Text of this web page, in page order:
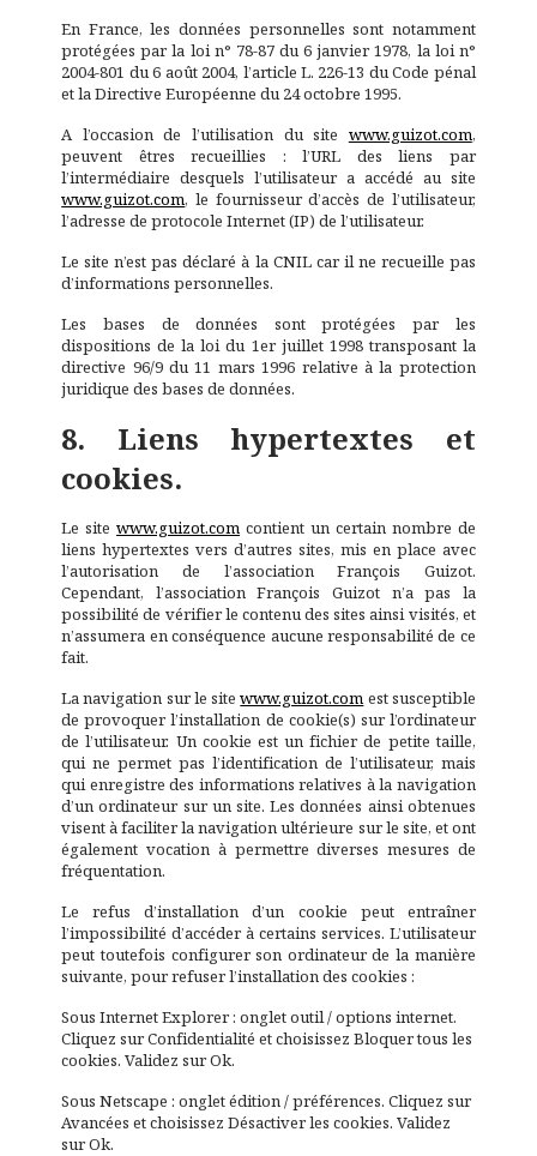
En France, les données personnelles sont notamment
protégées par la loi n° 78-87 du 6 janvier 1978, la loi n°
2004-801 du 6 août 2004, l’article L. 226-13 du Code pénal
et la Directive Européenne du 24 octobre 1995.
A l’occasion de l’utilisation du site www.guizot.com,
peuvent êtres recueillies : l’URL des liens par
l’intermédiaire desquels l’utilisateur a accédé au site
www.guizot.com, le fournisseur d’accès de l’utilisateur,
l’adresse de protocole Internet (IP) de l’utilisateur.
Le site n’est pas déclaré à la CNIL car il ne recueille pas
d’informations personnelles.
Les bases de données sont protégées par les
dispositions de la loi du 1er juillet 1998 transposant la
directive 96/9 du 11 mars 1996 relative à la protection
juridique des bases de données.
8. Liens hypertextes et
cookies.
Le sitewww.guizot.com contient un certain nombre de
liens hypertextes vers d’autres sites, mis en place avec
l’autorisation de l’association François Guizot.
Cependant, l’association François Guizot n’a pas la
possibilité de vérifier le contenu des sites ainsi visités, et
n’assumera en conséquence aucune responsabilité de ce
fait.
La navigation sur le sitewww.guizot.com est susceptible
de provoquer l’installation de cookie(s) sur l’ordinateur
de l’utilisateur. Un cookie est un fichier de petite taille,
qui ne permet pas l’identification de l’utilisateur, mais
qui enregistre des informations relatives à la navigation
d’un ordinateur sur un site. Les données ainsi obtenues
visent à faciliter la navigation ultérieure sur le site, et ont
également vocation à permettre diverses mesures de
fréquentation.
Le refus d’installation d’un cookie peut entraîner
l’impossibilité d’accéder à certains services. L’utilisateur
peut toutefois configurer son ordinateur de la manière
suivante, pour refuser l’installation des cookies :
Sous Internet Explorer : onglet outil / options internet.
Cliquez sur Confidentialité et choisissez Bloquer tous les
cookies. Validez sur Ok.
Sous Netscape : onglet édition / préférences. Cliquez sur
Avancées et choisissez Désactiver les cookies. Validez
sur Ok.